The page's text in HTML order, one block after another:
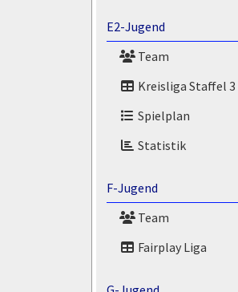
E2-Jugend
Team
Kreisliga Staffel 3
Spielplan
Statistik
F-Jugend
Team
Fairplay Liga